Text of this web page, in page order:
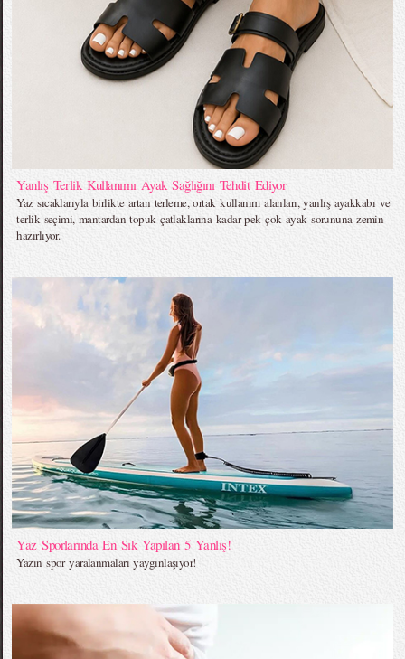
Yanlış Terlik Kullanımı Ayak Sağlığını Tehdit Ediyor
Yaz sıcaklarıyla birlikte artan terleme, ortak kullanım alanları, yanlış ayakkabı ve
terlik seçimi, mantardan topuk çatlaklarına kadar pek çok ayak sorununa zemin
hazırlıyor.
Yaz Sporlarında En Sık Yapılan 5 Yanlış!
Yazın spor yaralanmaları yaygınlaşıyor!